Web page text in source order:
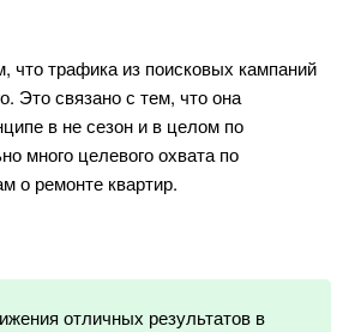
что трафика из поисковых кампаний
Это связано с тем, что она
в не сезон и в целом по
много целевого охвата по
о ремонте квартир.
отличных результато